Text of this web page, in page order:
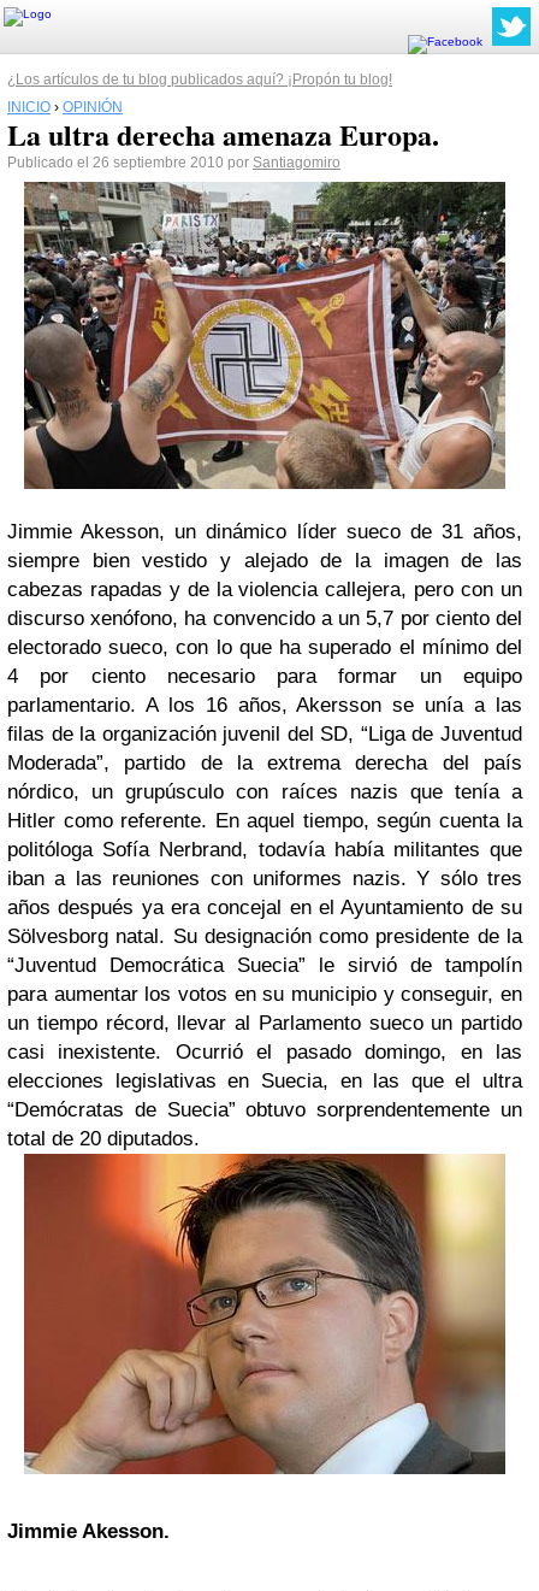
¿Los artículos de tu blog publicados aquí? ¡Propón tu blog!
INICIO › OPINIÓN
La ultra derecha amenaza Europa.
Publicado el 26 septiembre 2010 por Santiagomiro
Jimmie Akesson, un dinámico líder sueco de 31 años,
siempre bien vestido y alejado de la imagen de las
cabezas rapadas y de la violencia callejera, pero con un
discurso xenófono, ha convencido a un 5,7 por ciento del
electorado sueco, con lo que ha superado el mínimo del
4 por ciento necesario para formar un equipo
parlamentario. A los 16 años, Akersson se unía a las
filas de la organización juvenil del SD, “Liga de Juventud
Moderada”, partido de la extrema derecha del país
nórdico, un grupúsculo con raíces nazis que tenía a
Hitler como referente. En aquel tiempo, según cuenta la
politóloga Sofía Nerbrand, todavía había militantes que
iban a las reuniones con uniformes nazis. Y sólo tres
años después ya era concejal en el Ayuntamiento de su
Sölvesborg natal. Su designación como presidente de la
“Juventud Democrática Suecia” le sirvió de tampolín
para aumentar los votos en su municipio y conseguir, en
un tiempo récord, llevar al Parlamento sueco un partido
casi inexistente. Ocurrió el pasado domingo, en las
elecciones legislativas en Suecia, en las que el ultra
“Demócratas de Suecia” obtuvo sorprendentemente un
total de 20 diputados.
Jimmie Akesson.